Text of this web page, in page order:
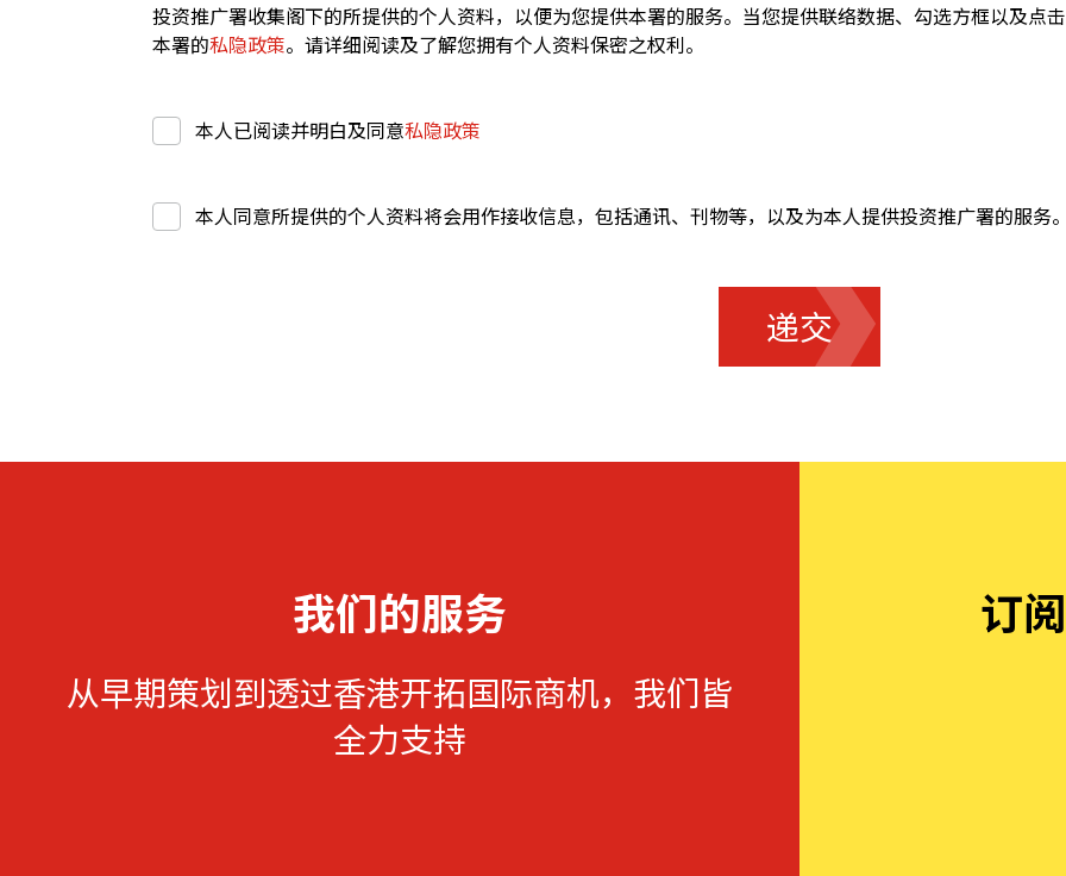
投资推广署收集阁下的所提供的个人资料，以便为您提供本署的服务。当您提供联络数据、勾选方框以及点
本署的私隐政策。请详细阅读及了解您拥有个人资料保密之权利。
本人已阅读并明白及同意私隐政策
本人同意所提供的个人资料将会用作接收信息，包括通讯、刊物等，以及为本人提供投资推广署的服务。
递交
我们的服务
从早期策划到透过香港开拓国际商机，我们皆
全力支持
订